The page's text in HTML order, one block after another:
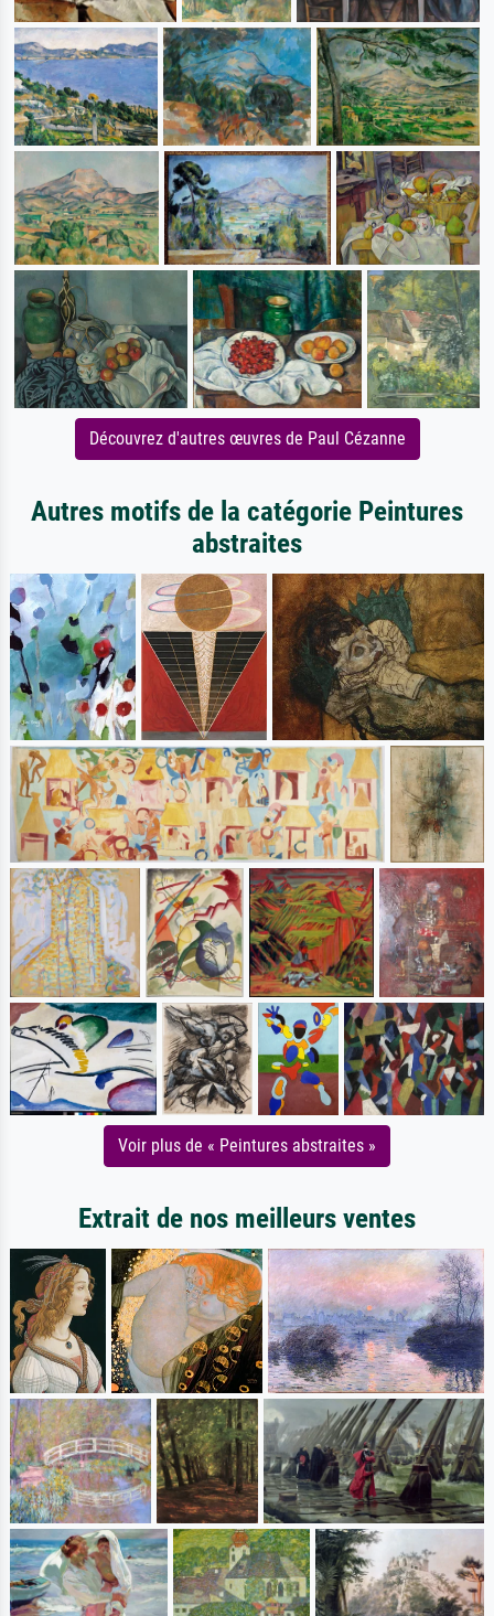
Découvrez d'autres œuvres de Paul Cézanne
Autres motifs de la catégorie Peintures
abstraites
Voir plus de « Peintures abstraites »
Extrait de nos meilleurs ventes